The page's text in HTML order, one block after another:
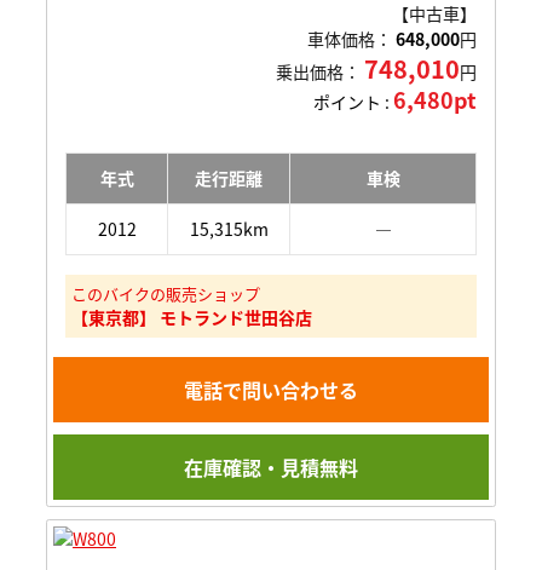
【中古車】
車体価格： 648,000円
乗出価格： 748,010円
ポイント : 6,480pt
年式 走行距離 車検
2012 15,315km ―
このバイクの販売ショップ
【東京都】 モトランド世田谷店
電話で問い合わせる
在庫確認・見積無料